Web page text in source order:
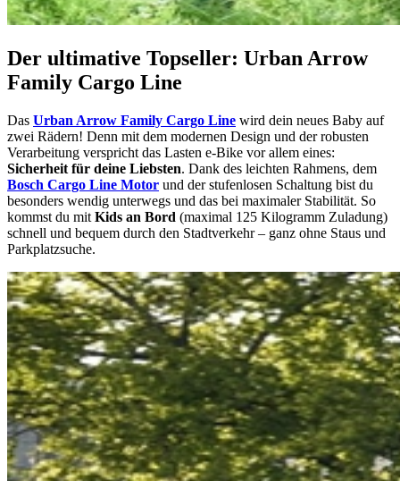
Der ultimative Topseller: Urban Arrow
Family Cargo Line
Das Urban Arrow Family Cargo Line wird dein neues Baby auf
zwei Rädern! Denn mit dem modernen Design und der robusten
Verarbeitung verspricht das Lasten e-Bike vor allem eines:
Sicherheit für deine Liebsten. Dank des leichten Rahmens, dem
Bosch Cargo Line Motor und der stufenlosen Schaltung bist du
besonders wendig unterwegs und das bei maximaler Stabilität. So
kommst du mit Kids an Bord (maximal 125 Kilogramm Zuladung)
schnell und bequem durch den Stadtverkehr – ganz ohne Staus und
Parkplatzsuche.